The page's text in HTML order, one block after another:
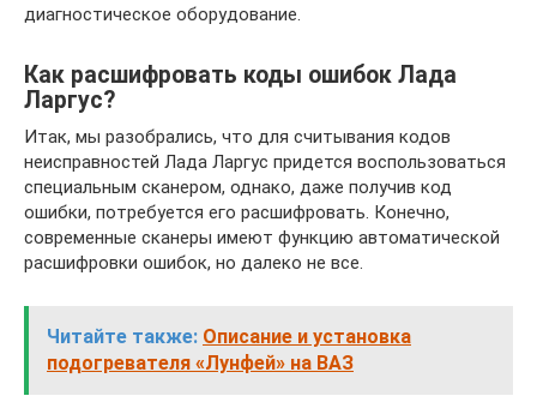
диагностическое оборудование.
Как расшифровать коды ошибок Лада
Ларгус?
Итак, мы разобрались, что для считывания кодов
неисправностей Лада Ларгус придется воспользоваться
специальным сканером, однако, даже получив код
ошибки, потребуется его расшифровать. Конечно,
современные сканеры имеют функцию автоматической
расшифровки ошибок, но далеко не все.
Читайте также: Описание и установка
подогревателя «Лунфей» на ВАЗ